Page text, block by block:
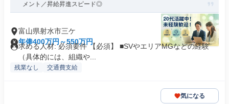
メント／昇給昇進スピード◎
富山県射水市三ケ
年俸400万円～550万円
求める人材: 必須要件 【必須】 ■SVやエリアMGなどの経験
（具体的には、組織や...
残業なし 交通費支給
気になる